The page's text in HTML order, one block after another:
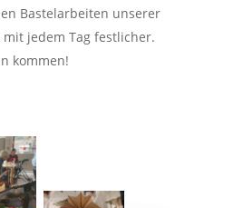
Bastelarbeiten unserer
jedem Tag festlicher.
kommen!